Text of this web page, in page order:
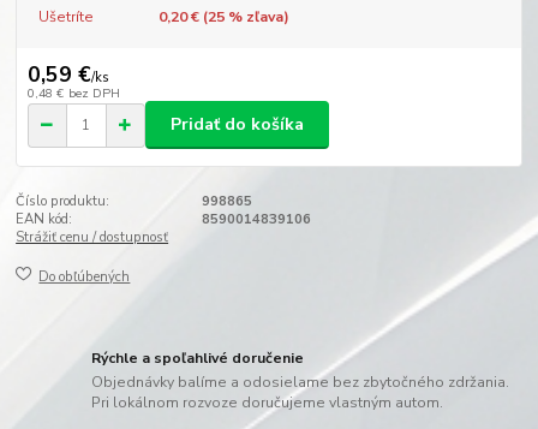
Ušetríte 0,20 € (25% zľava)
0,59 €/ks
0,48 € bez DPH
Pridať do košíka
Číslo produktu:
998865
EAN kód:
8590014839106
Strážiť cenu / dostupnosť
Do obľúbených
Rýchle a spoľahlivé doručenie
Objednávky balíme a odosielame bez zbytočného zdržania.
Pri lokálnom rozvoze doručujeme vlastným autom.